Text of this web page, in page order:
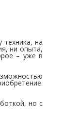
на
ни опыта,
– уже в
но с